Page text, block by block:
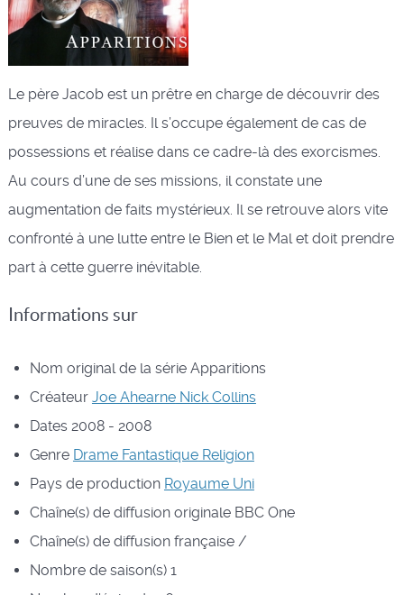
Le père Jacob est un prêtre en charge de découvrir des
preuves de miracles. Il s’occupe également de cas de
possessions et réalise dans ce cadre-là des exorcismes.
Au cours d’une de ses missions, il constate une
augmentation de faits mystérieux. Il se retrouve alors vite
confronté à une lutte entre le Bien et le Mal et doit prendre
part à cette guerre inévitable.
Informations sur
Nom original de la série Apparitions
Créateur Joe AhearneNick Collins
Dates 2008 - 2008
Genre DrameFantastiqueReligion
Pays de production Royaume Uni
Chaîne(s) de diffusion originale BBC One
Chaîne(s) de diffusion française /
Nombre de saison(s) 1